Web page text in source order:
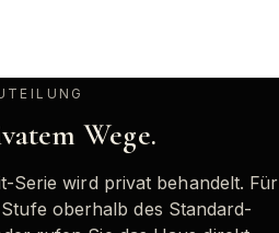
Wege.
Serie wird privat behandelt. Für
oberhalb des Standard-